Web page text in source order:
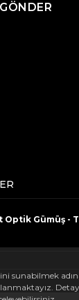
GÖNDER
Optik Gümüş -
sunabilmek